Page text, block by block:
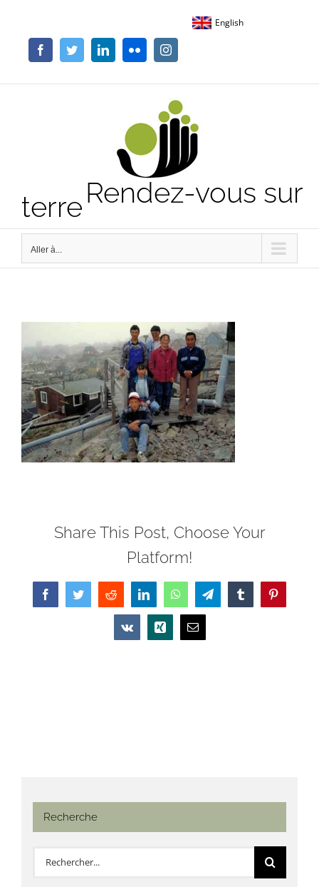
contenu
English
FacebookTwitterLinkedInFlickr Instagram
Rendez-vous sur
terre
Aller à...
Share This Post, Choose Your
Platform!
FacebookTwitterReddit LinkedInWhatsAppTelegramTumblrPinterest
Vk Xing Email
Recherche
Rechercher: